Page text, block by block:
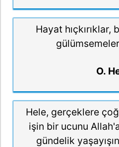
Hayat
O.
Hele, gerçeklere
işin bir ucunu
gündelik